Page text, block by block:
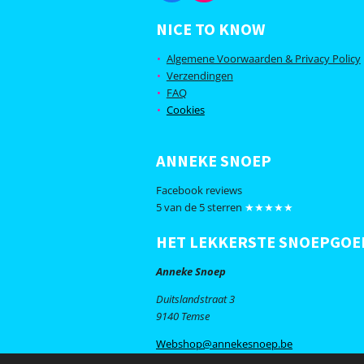
a
c
e
b
o
o
k
n
s
t
g
r
m
NICE TO KNOW
Algemene Voorwaarden & Privacy Policy
Verzendingen
FAQ
Cookies
ANNEKE SNOEP
Facebook reviews
5 van de 5 sterren ★★★★★
HET LEKKERSTE
Anneke Snoep
Duitslandstraat 3
9140 Temse
Webshop@annekesnoep.be